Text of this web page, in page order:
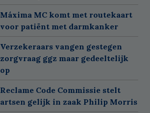
Máxima MC komt met routekaart
voor patiënt met darmkanker
Verzekeraars vangen gestegen
zorgvraag ggz maar gedeeltelijk
op
Reclame Code Commissie stelt
artsen gelijk in zaak Philip Morris